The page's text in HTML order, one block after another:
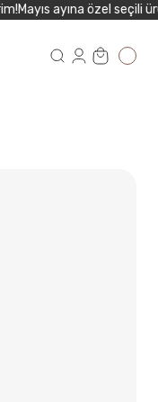
Mayıs ayına özel seçili